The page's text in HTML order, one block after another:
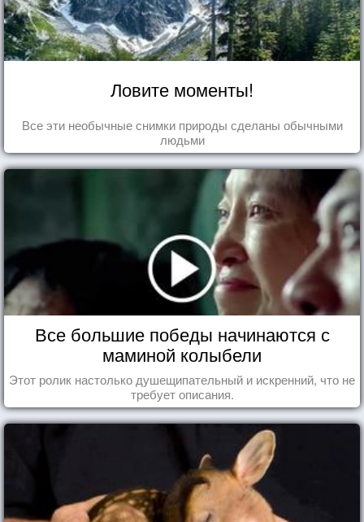
Ловите моменты!
Все эти необычные снимки природы сделаны обычными
людьми
Все большие победы начинаются с
маминой колыбели
Этот ролик настолько душещипательный и искренний, что не
требует описания.